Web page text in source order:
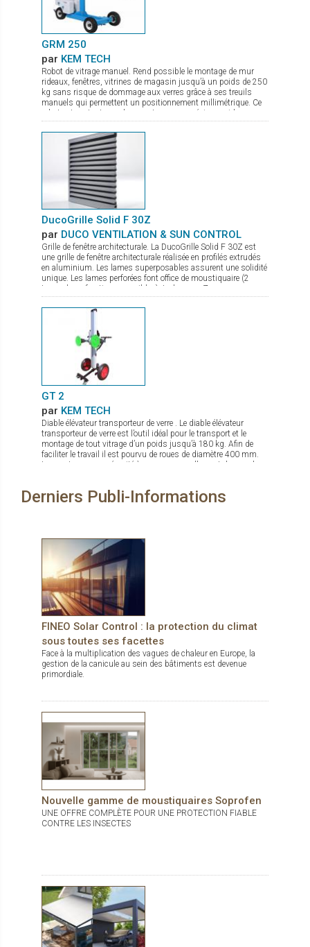
GRM 250
par KEM TECH
Robot de vitrage manuel. Rend possible le montage de mur
rideaux, fenêtres, vitrines de magasin jusqu’à un poids de 250
kg sans risque de dommage aux verres grâce à ses treuils
manuels qui permettent un positionnement millimétrique. Ce
robot est surtout pour les monteurs une précieuse aide
puisque la pose des lourds vitrages se fait pratiquement sans
effort physique. Pour l’entreprise c’est de plus une importante
diminution du coût du montage puisque 1 monteur suffit pour
la pose de vitrage jusqu’à 250 kg environ. Il se transporte
aisément dans tout véhicule entièrement assemblé ou
partiellement démonté. C’est de plus un appareil de levage idéal
pour une utilisation en atelier, pour la pose de verre sur une
table de travail. De par sa construction le transport de verre
latéral est aussi possible. Il est pourvu de 3 ventouses de
sécurité à pompe (levage unitaire 140 kg). Pourvu d’un crochet
DucoGrille Solid F 30Z
par DUCO VENTILATION & SUN CONTROL
Grille de fenêtre architecturale. La DucoGrille Solid F 30Z est
une grille de fenêtre architecturale réalisée en profilés extrudés
en aluminium. Les lames superposables assurent une solidité
unique. Les lames perforées font office de moustiquaire (2
types de perforations possibles). La lame en Z procure un
design esthétique.
GT 2
par KEM TECH
Diable élévateur transporteur de verre . Le diable élévateur
transporteur de verre est l’outil idéal pour le transport et le
montage de tout vitrage d’un poids jusqu’à 180 kg. Afin de
faciliter le travail il est pourvu de roues de diamètre 400 mm.
Les ventouses se sécurité à pompe manuelle sont de grand
peut passer par des portes. La mise en action sur chantier se
Derniers Publi-Informations
FINEO Solar Control : la protection du climat
sous toutes ses facettes
Face à la multiplication des vagues de chaleur en Europe, la
gestion de la canicule au sein des bâtiments est devenue
primordiale.
Nouvelle gamme de moustiquaires Soprofen
UNE OFFRE COMPLÈTE POUR UNE PROTECTION FIABLE
CONTRE LES INSECTES